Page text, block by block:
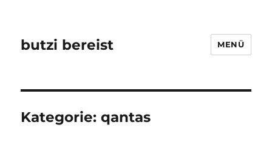
butzi bereist MENÜ
Kategorie:qantas